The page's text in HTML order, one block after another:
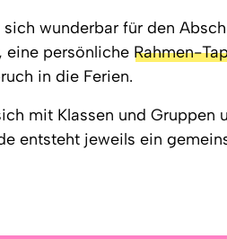
wunderbar für den
, eine persönliche Rahmen-
in die Ferien.
mit Klassen und Gruppen
entsteht jeweils ein